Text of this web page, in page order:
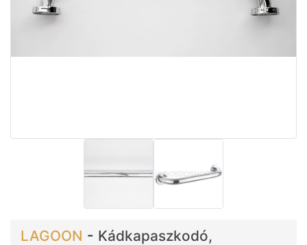
LAGOON - Kádkapaszkodó,